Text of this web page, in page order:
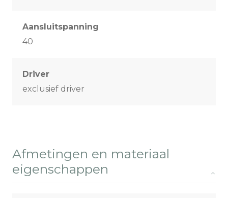
Aansluitspanning
40
Driver
exclusief driver
Afmetingen en materiaal
eigenschappen